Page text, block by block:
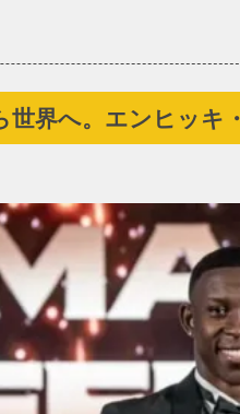
世界へ。エンヒッキ